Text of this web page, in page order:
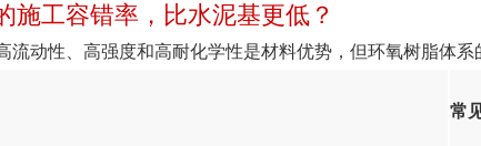
施工容错率，比水泥基更低？
流动性、高强度和高耐化学性是材料优势，但环氧树脂体系
常